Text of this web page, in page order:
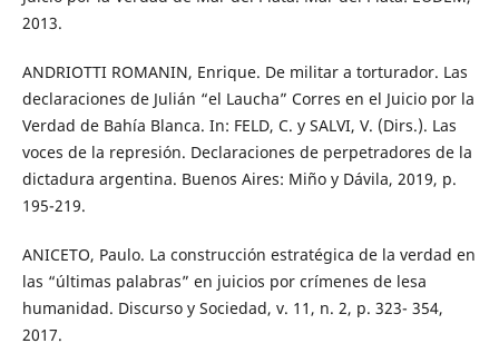
2013.
ANDRIOTTI ROMANIN, Enrique. De militar a torturador. Las
declaraciones de Julián “el Laucha” Corres en el Juicio por la
Verdad de Bahía Blanca. In: FELD, C. y SALVI, V. (Dirs.). Las
voces de la represión. Declaraciones de perpetradores de la
dictadura argentina. Buenos Aires: Miño y Dávila, 2019, p.
195-219.
ANICETO, Paulo. La construcción estratégica de la verdad en
las “últimas palabras” en juicios por crímenes de lesa
humanidad. Discurso y Sociedad, v. 11, n. 2, p. 323- 354,
2017.